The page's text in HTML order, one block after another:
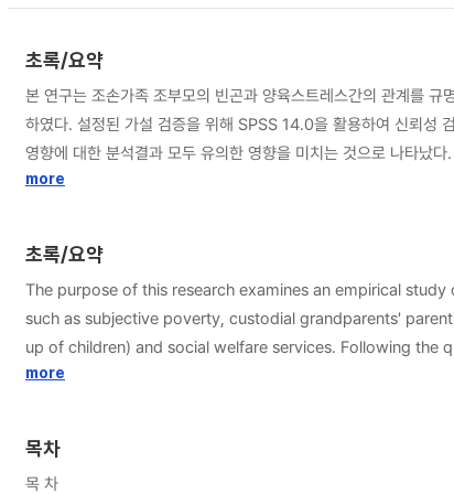
초록/요약
본 연구는 조손가족 조부모의 빈곤과 양육스트레스간의 관계를 규명하고 조손가족 대상 사회복지서
하였다. 설정된 가설 검증을 위해 SPSS 14.0을 활용하여 신뢰성 검증, 타당성 검증, 단
영향에 대한 분석결과 모두 유의한 영향을 미치는 것으로 나타났
으로 나타났다. 마지막으로 사회복지서비스 필요성을 규명한 결과 연구에 사용된 항목 모두 지원에 대한 기
more
초록/요약
The purpose of this research examines an empirical study on
such as subjective poverty, custodial grandparents'
up of children) and social welfare services. Following the qualitative research tradition in the field, the study examines two hypotheses(sub-hypotheses is six). To test the hypotheses, the study analyzes with
reliability analysis, validity analysis, exploratory factor analysis,
more
목차
목 차